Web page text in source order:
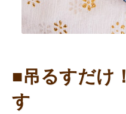
■吊るすだけ
す